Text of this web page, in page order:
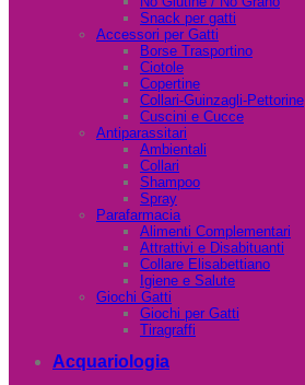
Snack per gatti
Accessori per Gatti
Borse Trasportino
Ciotole
Copertine
Collari-Guinzagli-Pettorine
Cuscini e Cucce
Antiparassitari
Ambientali
Collari
Shampoo
Spray
Parafarmacia
Alimenti Complementari
Attrattivi e Disabituanti
Collare Elisabettiano
Igiene e Salute
Giochi Gatti
Giochi per Gatti
Tiragraffi
Acquariologia